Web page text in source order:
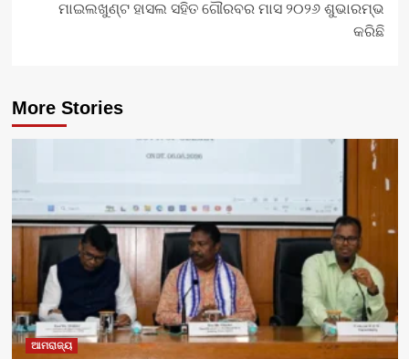
ମାଇଲଖୁଣ୍ଟ ହାସଲ ସହିତ ଗୌରବର ମାସ ୨୦୨୬ ଶୁଭାରମ୍ଭ
କରିଛି
More Stories
ଆମରାଜ୍ୟ